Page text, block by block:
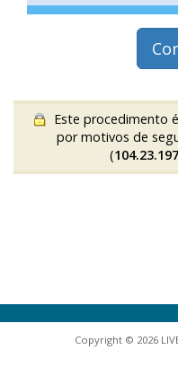
Este procedimento
por motivos de
(
Copyright © 2026